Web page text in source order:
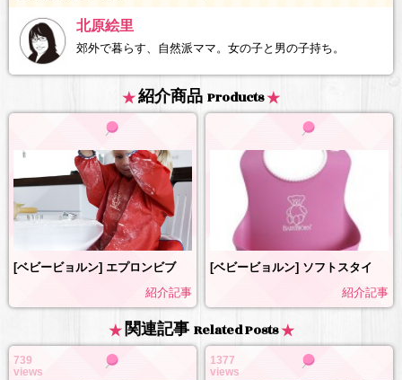
北原絵里
郊外で暮らす、自然派ママ。女の子と男の子持ち。
紹介商品 Products
[ベビービョルン] エプロンビブ
紹介記事
[ベビービョルン] ソフトスタイ
紹介記事
関連記事 Related Posts
739
views
1377
views